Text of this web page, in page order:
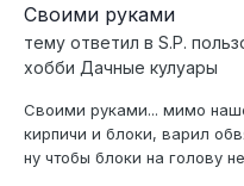
Своими руками
тему ответил в S.P.
хобби Дачные кулуары
Своими руками... мимо
кирпичи и блоки, варил
ну чтобы блоки на голову